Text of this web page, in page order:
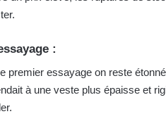
c
o
u
:
premier essayage on reste
à une veste plus épaisse et